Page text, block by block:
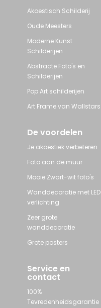
Akoestisch Schilderij
Oude Meesters
Moderne Kunst
Schilderijen
Abstracte Foto's en
Schilderijen
Pop Art schilderijen
Art Frame van Wallstars
De voordelen
Je akoestiek verbeteren
Foto aan de muur
Mooie Zwart-wit foto's
Wanddecoratie met LED
verlichting
Zeer grote
wanddecoratie
Grote posters
Service en
contact
100%
Tevredenheidsgarantie